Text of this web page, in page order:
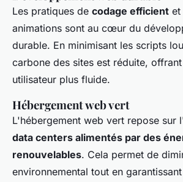
Les pratiques de codage efficient et
animations sont au cœur du
durable. En minimisant les scripts
carbone des sites est réduite,
utilisateur plus fluide.
Hébergement web vert
L'hébergement web vert repose sur
data centers alimentés par des
renouvelables. Cela permet de
environnemental tout en